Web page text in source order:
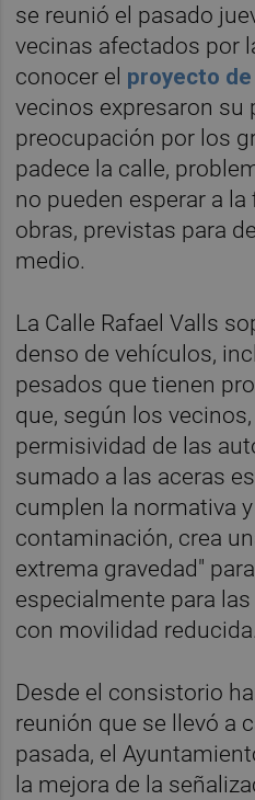
se reunió el pasado
vecinas afectados por
conocer el proyecto
vecinos expresaron su
preocupación por los
padece la calle,
no pueden esperar a
obras, previstas para
medio.
La Calle Rafael Valls
denso de vehículos,
pesados que tienen
que, según los
permisividad de las
sumado a las aceras
cumplen la normativa
contaminación, crea
extrema gravedad"
especialmente para
con movilidad reducida.
Desde el consistorio
reunión que se llevó a
pasada, el
la mejora de la